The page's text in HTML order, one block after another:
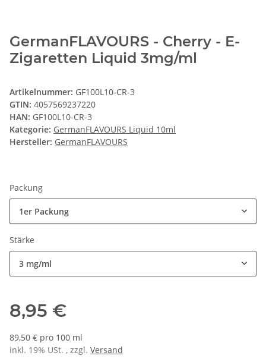
GermanFLAVOURS - Cherry - E-
Zigaretten Liquid 3mg/ml
Artikelnummer: GF100L10-CR-3
GTIN: 4057569237220
HAN: GF100L10-CR-3
Kategorie: GermanFLAVOURS Liquid 10ml
Hersteller: GermanFLAVOURS
Packung
1er Packung
Stärke
3 mg/ml
8,95 €
89,50 € pro 100 ml
inkl. 19% USt. , zzgl. Versand